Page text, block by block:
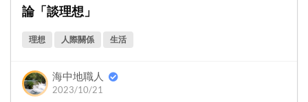
論「談理想」
理想 人際關係 生活
海中地職人
2023/10/21